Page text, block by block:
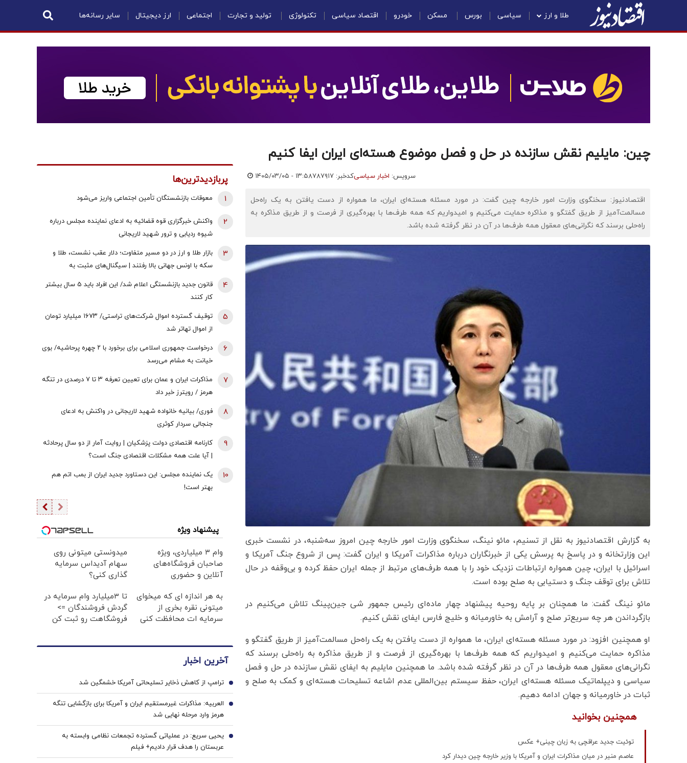
طلا و ارز سیاسی بورس مسکن خودرو اقتصاد سیاسی تکنولوژی تولید و تجارت اجتماعی ارز دیجیتال سایر رسانه‌ها
چین: مایلیم نقش سازنده در حل و فصل موضوع هسته‌ای ایران ایفا کنیم
سرویس: اخبار سیاسیکدخبر: ۷۸۷۹۱۷ ۱۴۰۵/۰۳/۰۵ - ۱۳:۵۸
اقتصادنیوز: سخنگوی وزارت امور خارجه چین گفت: در مورد مسئله هسته‌ای ایران، ما همواره از دست یافتن به یک راه‌‌حل
مسالمت‌آمیز از طریق گفتگو و مذاکره حمایت می‌کنیم و امیدواریم که همه طرف‌ها با بهره‌گیری از فرصت و از طریق مذاکره به
راه‌حلی برسند که نگرانی‌های معقول همه طرف‌ها در آن در نظر گرفته شده باشد.
به گزارش اقتصادنیوز به نقل از تسنیم، مائو نینگ، سخنگوی وزارت امور خارجه چین امروز سه‌شنبه، در نشست خبری
این وزارتخانه و در پاسخ به پرسش یکی از خبرنگاران درباره مذاکرات آمریکا و ایران گفت: پس از شروع جنگ آمریکا و
اسرائیل با ایران، چین همواره ارتباطات نزدیک خود را با همه طرف‌های مرتبط از جمله ایران حفظ کرده و بی‌وقفه در حال
تلاش برای توقف جنگ و دستیابی به صلح بوده است.
مائو نینگ گفت: ما همچنان بر پایه روحیه پیشنهاد چهار ماده‌ای رئیس جمهور شی جین‌پینگ تلاش می‌کنیم در
بازگرداندن هر چه سریع‌تر صلح و آرامش به خاورمیانه و خلیج فارس ایفای نقش کنیم.
او همچنین افزود: در مورد مسئله هسته‌ای ایران، ما همواره از دست یافتن به یک راه‌‌حل مسالمت‌آمیز از طریق گفتگو و
مذاکره حمایت می‌کنیم و امیدواریم که همه طرف‌ها با بهره‌گیری از فرصت و از طریق مذاکره به راه‌حلی برسند که
نگرانی‌های معقول همه طرف‌ها در آن در نظر گرفته شده باشد. ما همچنین مایلیم به ایفای نقش سازنده در حل و فصل
سیاسی و دیپلماتیک مسئله هسته‌ای ایران، حفظ سیستم بین‌المللی عدم اشاعه تسلیحات هسته‌ای و کمک به صلح و
ثبات در خاورمیانه و جهان ادامه دهیم.
همچنین بخوانید
توئیت جدید عراقچی به زبان چینی+ عکس
عاصم منیر در میان مذاکرات ایران و آمریکا با وزیر خارجه چین دیدار کرد
پربازدیدترین‌ها
معوقات بازنشستگان تأمین اجتماعی واریز می‌شود 1
واکنش خبرگزاری قوه قضائیه به ادعای نماینده مجلس درباره
شیوه ردیابی و ترور شهید لاریجانی
2
بازار طلا و ارز در دو مسیر متفاوت؛ دلار عقب نشست، طلا و
سکه با اونس جهانی بالا رفتند | سیگنال‌های مثبت به
3
قانون جدید بازنشستگی اعلام شد/ این افراد باید 5 سال بیشتر
کار کنند
4
توقیف گسترده اموال شرکت‌های تراستی/ ۱۶۷۳ میلیارد تومان
از اموال تهاتر شد
5
درخواست جمهوری اسلامی برای برخورد با ۲ چهره پرحاشیه/ بوی
خیانت به مشام می‌رسد
6
مذاکرات ایران و عمان برای تعیین تعرفه ۳ تا ۷ درصدی در تنگه
هرمز / رویترز خبر داد
7
فوری/ بیانیه خانواده شهید لاریجانی در واکنش به ادعای
جنجالی سردار کوثری
8
کارنامه اقتصادی دولت پزشکیان | روایت آمار از دو سال پرحادثه
| آیا علت همه مشکلات اقتصادی جنگ است؟
9
یک نماینده مجلس: این دستاورد جدید ایران از بمب اتم هم
بهتر است!
10
پیشنهاد ویژه
وام ۳ میلیاردی، ویژه
صاحبان فروشگاه‌های
آنلاین و حضوری
میدونستی میتونی روی
سهام آدیداس سرمایه
گذاری کنی؟
به هر اندازه ای که میخوای
میتونی نقره بخری از
سرمایه ات محافظت کنی
تا 3میلیارد وام سرمایه در
گردش فروشندگان =>
فروشگاهت رو ثبت کن
آخرین اخبار
ترامپ از کاهش ذخایر تسلیحاتی آمریکا خشمگین شد 1
العربیه: مذاکرات غیرمستقیم ایران و آمریکا برای بازگشایی تنگه
هرمز وارد مرحله نهایی شد
2
یحیی سریع: در عملیاتی گسترده تجمعات نظامی وابسته به
عربستان را هدف قرار دادیم+ فیلم
3